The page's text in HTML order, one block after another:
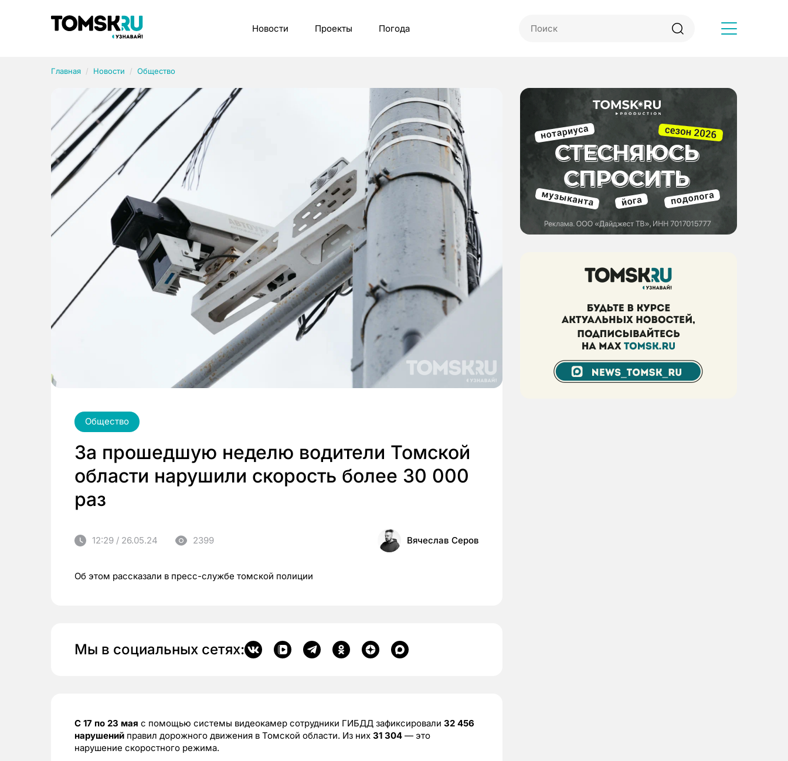
Новости Проекты Погода
Главная Новости Общество
Общество
За прошедшую неделю водители Томской
области нарушили скорость более 30 000
раз
12:29 / 26.05.24 2399 Вячеслав Серов
Об этом рассказали в пресс-службе томской полиции
Мы в социальных сетях:
С 17 по 23 мая с помощью системы видеокамер сотрудники ГИБДД зафиксировали 32 456
нарушений правил дорожного движения в Томской области. Из них 31 304 — это
нарушение скоростного режима.
Рубрики